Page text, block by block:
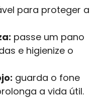
para proteger a
passe um pano
e higienize o
guarda o fone
a vida útil.